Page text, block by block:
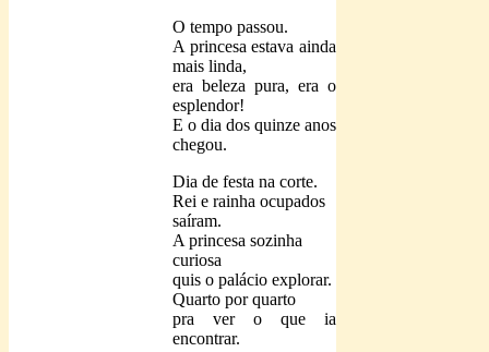
O tempo passou.
A princesa estava ainda
mais linda,
era beleza pura, era o
esplendor!
E o dia dos quinze anos
chegou.
Dia de festa na corte.
Rei e rainha ocupados
saíram.
A princesa sozinha
curiosa
quis o palácio explorar.
Quarto por quarto
pra ver o que ia
encontrar.